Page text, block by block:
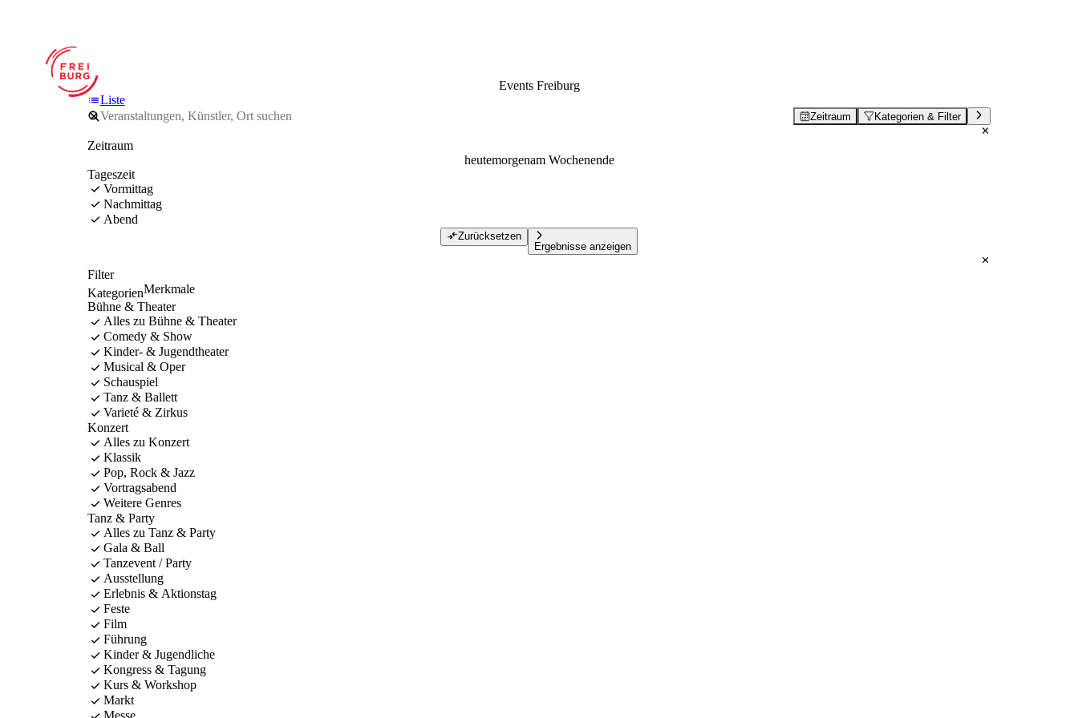
Events Freiburg
Liste
Zeitraum Kategorien & Filter
Zeitraum
heutemorgenam Wochenende
Tageszeit
Vormittag
Nachmittag
Abend
Zurücksetzen
Ergebnisse anzeigen
Filter
KategorienMerkmale
Bühne & Theater
Alles zu Bühne & Theater
Comedy & Show
Kinder- & Jugendtheater
Musical & Oper
Schauspiel
Tanz & Ballett
Varieté & Zirkus
Konzert
Alles zu Konzert
Klassik
Pop, Rock & Jazz
Vortragsabend
Weitere Genres
Tanz & Party
Alles zu Tanz & Party
Gala & Ball
Tanzevent / Party
Ausstellung
Erlebnis & Aktionstag
Feste
Film
Führung
Kinder & Jugendliche
Kongress & Tagung
Kurs & Workshop
Markt